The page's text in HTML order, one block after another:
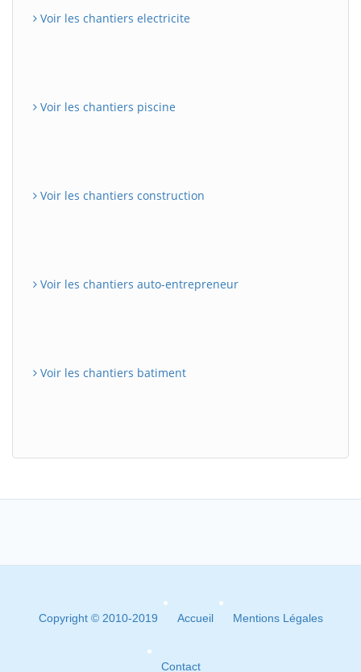
Voir les chantiers electricite
Voir les chantiers piscine
Voir les chantiers construction
Voir les chantiers auto-entrepreneur
Voir les chantiers batiment
Copyright © 2010-2019 Accueil Mentions Légales
Contact